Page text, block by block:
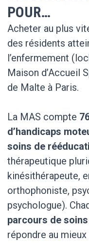
POUR…
Acheter au plus
des résidents
l’enfermement
Maison d’Accueil
de Malte à Paris.
La MAS compte
d’handicaps
soins de
thérapeutique
kinésithérapeute,
orthophoniste,
psychologue).
parcours de
répondre au